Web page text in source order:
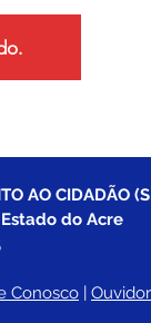
AO CIDADÃO
do Acre
Conosco |